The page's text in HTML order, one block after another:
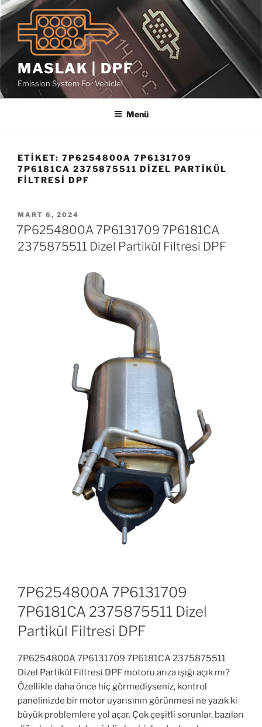
İçeriğe
geç
MASLAK | DPF
Emission System For Vehicle!
Menü
ETIKET: 7P6254800A 7P6131709
7P6181CA 2375875511 DIZEL PARTIKÜL
FILTRESI DPF
YAYIM
TARIHI
MART 6, 2024
7P6254800A 7P6131709 7P6181CA
2375875511 Dizel Partikül Filtresi DPF
7P6254800A 7P6131709
7P6181CA 2375875511 Dizel
Partikül Filtresi DPF
7P6254800A 7P6131709 7P6181CA 2375875511
Dizel Partikül Filtresi DPF motoru arıza ışığı açık mı?
Özellikle daha önce hiç görmediyseniz, kontrol
panelinizde bir motor uyarısının görünmesi ne yazık ki
büyük problemlere yol açar. Çok çeşitli sorunlar, bazıları